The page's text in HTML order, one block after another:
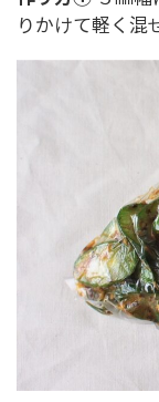
りかけて軽く混